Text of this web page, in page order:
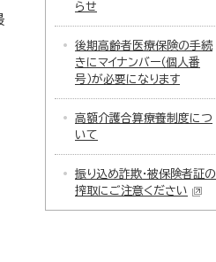
らせ
後期高齢者医療保険の手続
きにマイナンバー（個人番
号）が必要になります
高額介護合算療養制度につ
いて
振り込め詐欺・被保険者証の
搾取にご注意ください